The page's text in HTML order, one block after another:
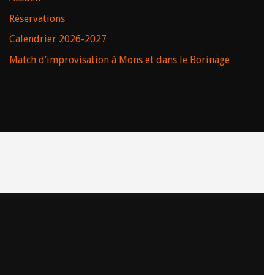
Réservations
Calendrier 2026-2027
Match d’improvisation à Mons et dans le Borinage